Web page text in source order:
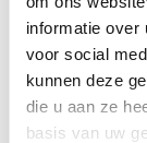
informatie over
voor social
kunnen deze
die u aan ze
basis van uw
GROENE
FINALE